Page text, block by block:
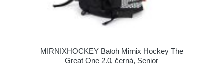
MIRNIXHOCKEY Batoh Mirnix Hockey The
Great One 2.0, černá, Senior